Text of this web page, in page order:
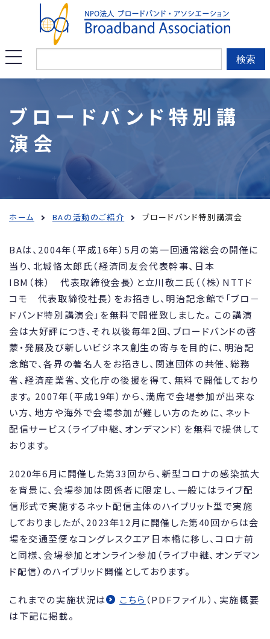
検索
ニ
ー
を
開
ブロードバンド特別講
演会
ホーム BAの活動のご紹介 ブロードバンド特別講演会
BAは、2004年（平成16年）5月の第一回通常総会の開催に
当り、北城恪太郎氏（経済同友会代表幹事、日本
IBM（株） 代表取締役会長）と立川敬二氏（（株）NTTド
コモ 代表取締役社長）をお招きし、明治記念館で「ブロ－
ドバンド特別講演会」を無料で開催致しました。 この講演
会は大好評につき、それ以後毎年2回、ブロードバンドの啓
蒙・発展及び新しいビジネス創生の寄与を目的に、明治記
念館で、各界の著名人をお招きし、関連団体の共催、総務
省、経済産業省、文化庁の後援を得て、無料で開催しており
ます。 2007年（平成19年）から、満席で会場参加が出来な
い方、地方や海外で会場参加が難しい方のために、ネット
配信サービス（ライブ中継、オンデマンド）を無料で提供して
おります。
2020年6月に開催した第33回から、新型コロナの感染拡大
を背景に、会場参加は関係者に限定し、一般にはライブ配
信形式で実施するネット配信主体のハイブリット型で実施
しておりましたが、2023年12月に開催した第40回からは会
場を交通至便なコングレスクエア日本橋に移し、コロナ前
と同様、会場参加とオンライン参加（ライブ中継、オンデマン
ド配信）のハイブリッド開催としております。
これまでの実施状況は こちら （PDFファイル）、実施概要
は下記に掲載。